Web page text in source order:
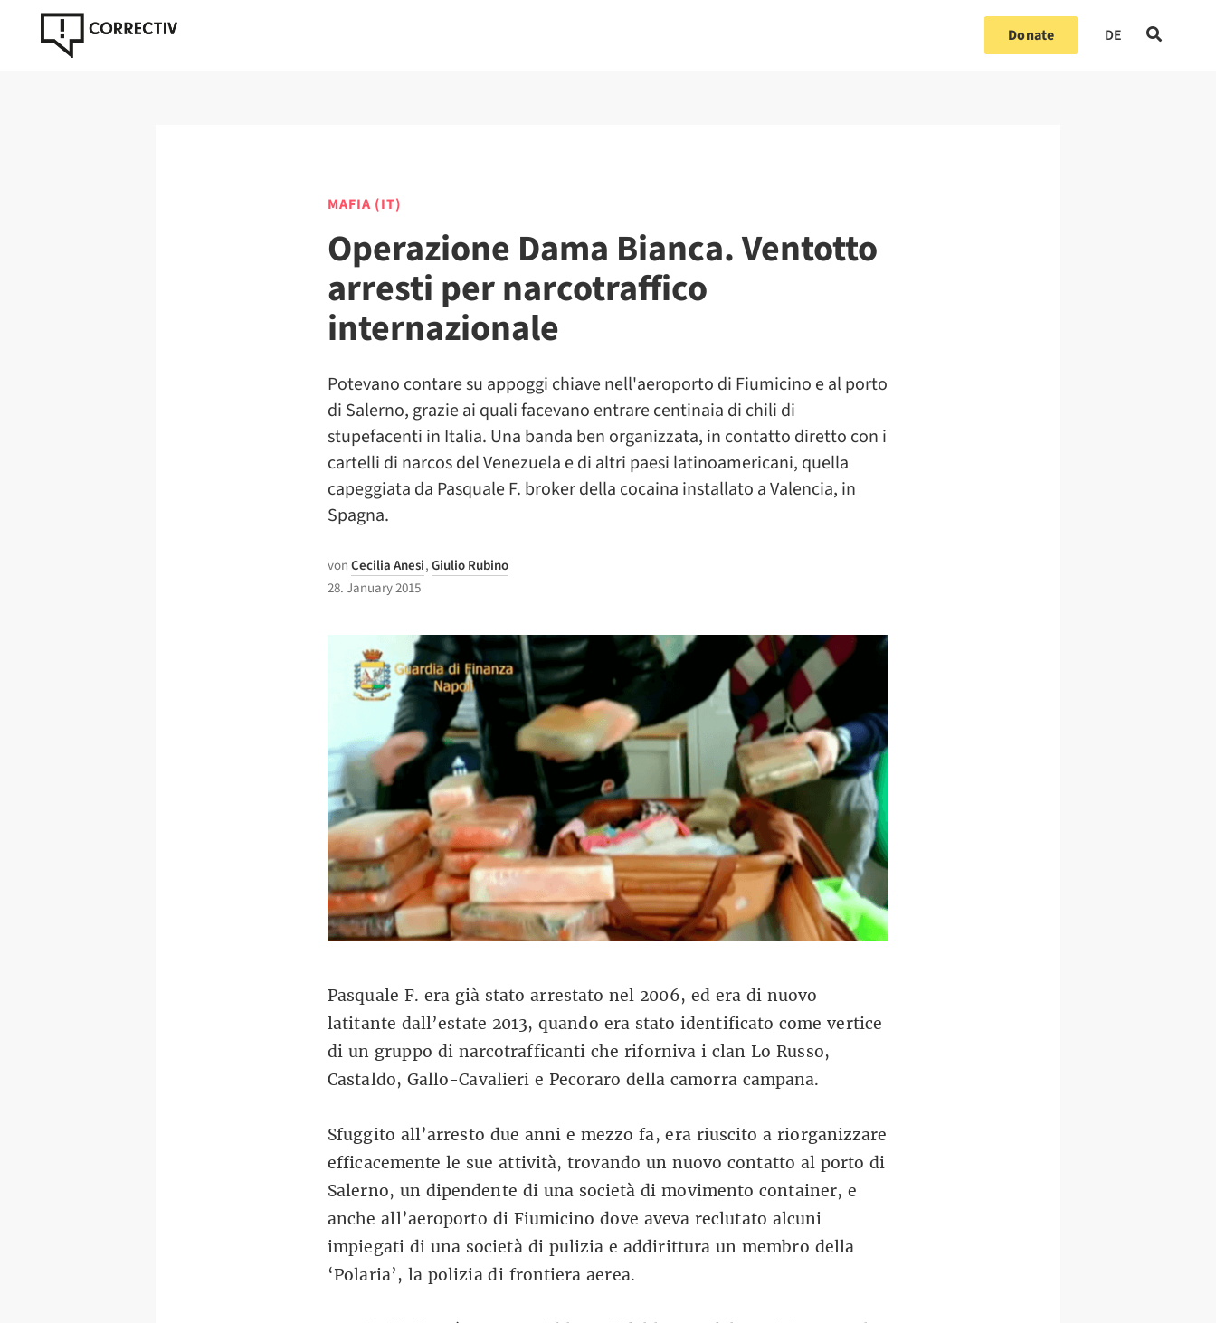
Donate DE
MAFIA (IT)
Operazione Dama Bianca. Ventotto
arresti per narcotraffico
internazionale
Potevano contare su appoggi chiave nell'aeroporto di Fiumicino e al porto
di Salerno, grazie ai quali facevano entrare centinaia di chili di
stupefacenti in Italia. Una banda ben organizzata, in contatto diretto con i
cartelli di narcos del Venezuela e di altri paesi latinoamericani, quella
capeggiata da Pasquale F. broker della cocaina installato a Valencia, in
Spagna.
vonCecilia Anesi,Giulio Rubino
28. January 2015
Pasquale F. era già stato arrestato nel 2006, ed era di nuovo
latitante dall’estate 2013, quando era stato identificato come vertice
di un gruppo di narcotrafficanti che riforniva i clan Lo Russo,
Castaldo, Gallo-Cavalieri e Pecoraro della camorra campana.
Sfuggito all’arresto due anni e mezzo fa, era riuscito a riorganizzare
efficacemente le sue attività, trovando un nuovo contatto al porto di
Salerno, un dipendente di una società di movimento container, e
anche all’aeroporto di Fiumicino dove aveva reclutato alcuni
impiegati di una società di pulizia e addirittura un membro della
‘Polaria’, la polizia di frontiera aerea.